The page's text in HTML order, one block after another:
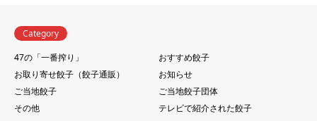
Category
47の「一番搾り」
おすすめ餃子
お取り寄せ餃子（餃子通販）
お知らせ
ご当地餃子
ご当地餃子団体
その他
テレビで紹介された餃子